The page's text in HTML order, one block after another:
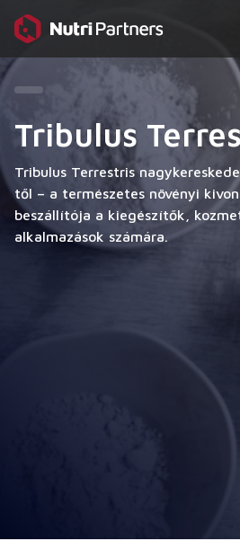
Tribulus
Tribulus Terrestris
től – a természetes növényi
beszállítója a kiegészítők,
alkalmazások számára.